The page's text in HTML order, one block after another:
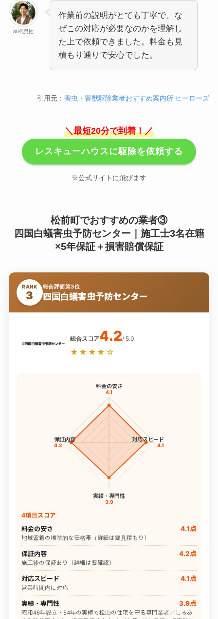
30代男性
作業前の説明がとても丁寧で、な
ぜこの対応が必要なのかを理解し
た上で依頼できました。料金も見
積もり通りで安心でした。
引用元：害虫・害獣駆除業者おすすめ案内所 ヒーローズ
＼最短20分で到着！／
レスキューハウスに駆除を依頼する
※公式サイトに飛びます
松前町でおすすめの業者③
四国白蟻害虫予防センター｜施工士3名在籍
×5年保証＋損害賠償保証
RANK
3
総合評価第3位
四国白蟻害虫予防センター
総合スコア4.2/ 5.0
★★★★☆
料金の安さ
4.1
対応スピード
4.1
実績・専門性
3.9
保証内容
4.2
4項目スコア
料金の安さ 4.1点
地域密着の標準的な価格帯（詳細は要見積もり）
保証内容 4.2点
施工後の保証あり（詳細は要確認）
対応スピード 4.1点
営業時間内に対応
実績・専門性 3.9点
昭和46年設立・54年の実績で松山の住宅を守る専門業者／しろあ